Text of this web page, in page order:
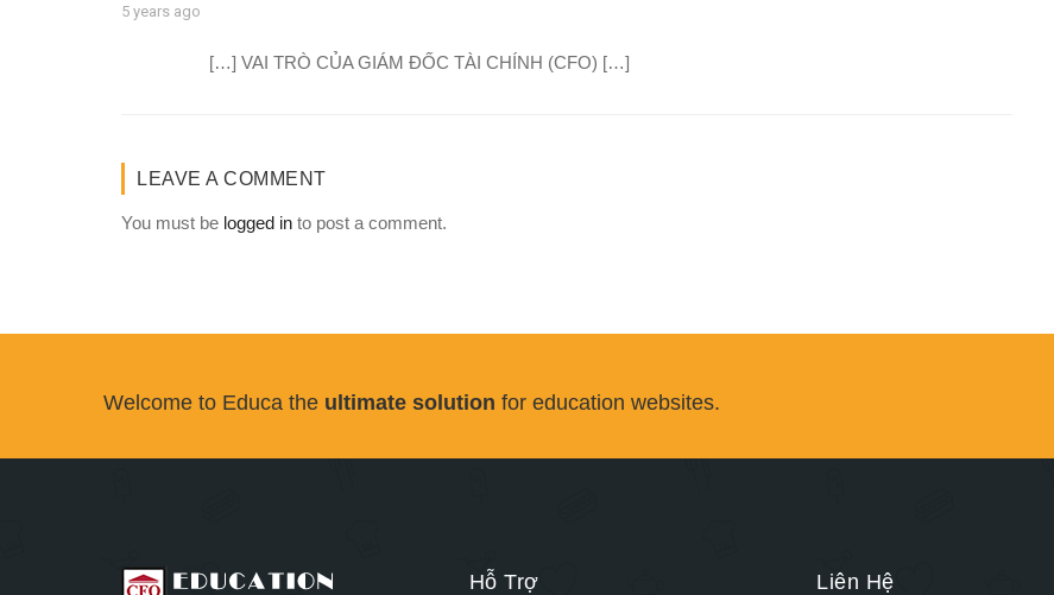
5 years ago
[…] VAI TRÒ CỦA GIÁM ĐỐC TÀI CHÍNH (CFO) […]
LEAVE A COMMENT
You must be logged in to post a comment.
Welcome to Educa the ultimate solution for education websites.
Hỗ Trợ Liên Hệ